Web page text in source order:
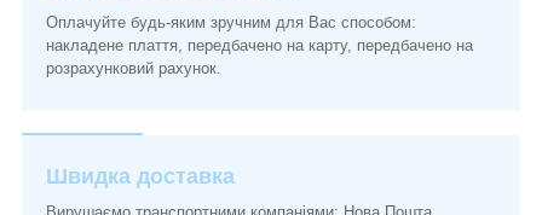
Оплачуйте будь-яким зручним для Вас способом:
накладене плаття, передбачено на карту, передбачено на
розрахунковий рахунок.
Швидка доставка